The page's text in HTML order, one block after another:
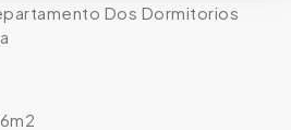
Dos Dormitorios